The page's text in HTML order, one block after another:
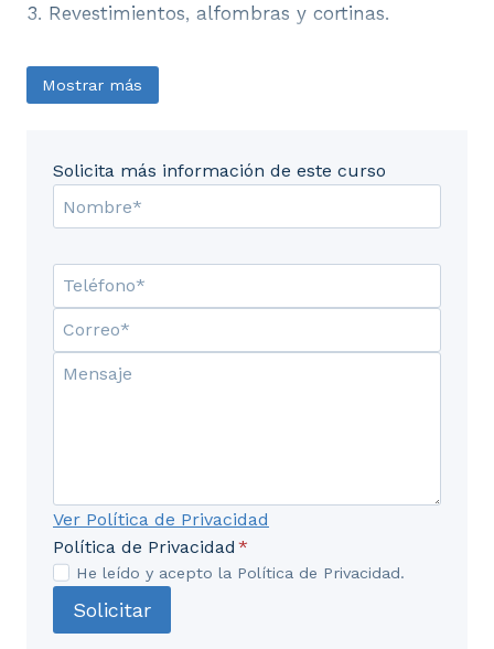
3. Revestimientos, alfombras y cortinas.
Mostrar más
Solicita más información de este curso
Ver Política de Privacidad
Política de Privacidad *
He leído y acepto la Política de Privacidad.
Solicitar